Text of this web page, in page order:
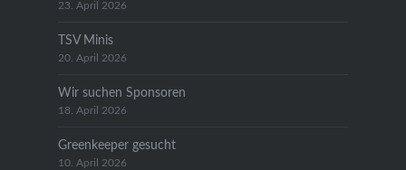
23. April 2026
TSV Minis
20. April 2026
Wir suchen Sponsoren
18. April 2026
Greenkeeper gesucht
10. April 2026